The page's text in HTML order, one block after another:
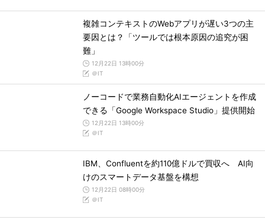
複雑コンテキストのWebアプリが遅い3つの主
要因とは？「ツールでは根本原因の追究が困
難」
12月22日 13時00分
＠IT
ノーコードで業務自動化AIエージェントを作成
できる「Google Workspace Studio」提供開始
12月22日 13時00分
＠IT
IBM、Confluentを約110億ドルで買収へ AI向
けのスマートデータ基盤を構想
12月22日 08時00分
＠IT